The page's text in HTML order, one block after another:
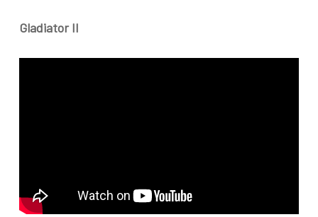
Gladiator II